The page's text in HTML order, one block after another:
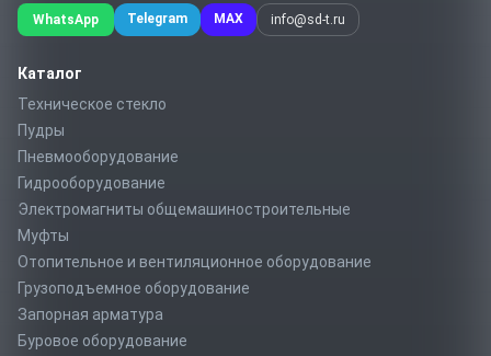
WhatsApp Telegram MAX info@sd-t.ru
Каталог
Техническое стекло
Пудры
Пневмооборудование
Гидрооборудование
Электромагниты общемашиностроительные
Муфты
Отопительное и вентиляционное оборудование
Грузоподъемное оборудование
Запорная арматура
Буровое оборудование